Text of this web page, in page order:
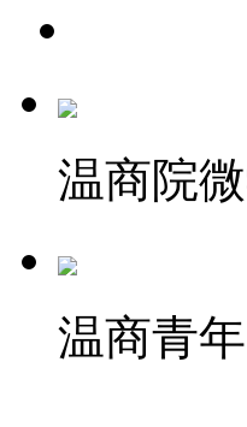
温商院
温商青年